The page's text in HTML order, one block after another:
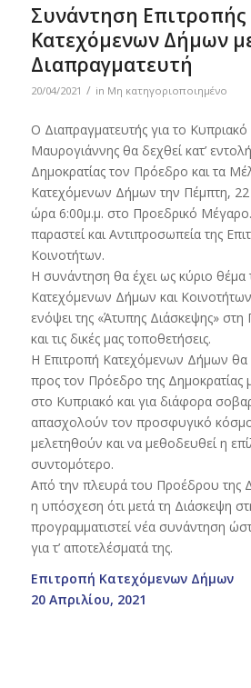
Συνάντηση Επιτροπής
Κατεχόμενων Δήμων
Διαπραγματευτή
20/04/2021 / in Μη κατηγοριοποιημένο
Ο Διαπραγματευτής για το Κυπριακό
Μαυρογιάννης θα δεχθεί κατ’
Δημοκρατίας τον Πρόεδρο και τα
Κατεχόμενων Δήμων την Πέμπτη, 22
ώρα 6:00μ.μ. στο Προεδρικό
παραστεί και Αντιπροσωπεία της
Κοινοτήτων.
Η συνάντηση θα έχει ως κύριο
Κατεχόμενων Δήμων και
ενόψει της «Άτυπης Διάσκεψης» στη
και τις δικές μας τοποθετήσεις.
Η Επιτροπή Κατεχόμενων Δήμων θα
προς τον Πρόεδρο της Δημοκρατίας
στο Κυπριακό και για διάφορα
απασχολούν τον προσφυγικό
μελετηθούν και να μεθοδευθεί η
συντομότερο.
Από την πλευρά του Προέδρου της
η υπόσχεση ότι μετά τη Διάσκεψη
προγραμματιστεί νέα συνάντηση
για τ’ αποτελέσματά της.
Επιτροπή Κατεχόμενων Δήμων
20 Απριλίου, 2021